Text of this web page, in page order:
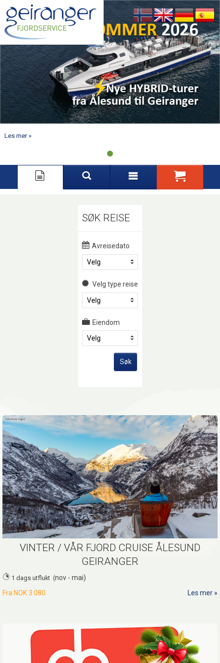
NynorskEnglishDeutschEspañol
Les mer
SØK REISE
Avreisedato
Velg
Velg type reise
Velg
Eiendom
Velg
Søk
VINTER / VÅR FJORD CRUISE ÅLESUND
GEIRANGER
1 dags utflukt (nov - mai)
Fra NOK 3 080 Les mer